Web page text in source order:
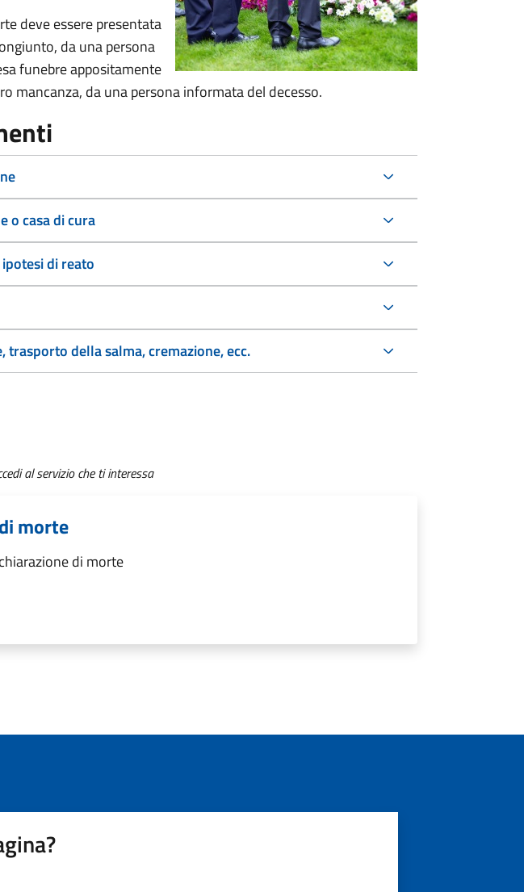
deve essere presentata
da una persona
funebre appositamente
mancanza, da una persona informata del decesso.
o casa di cura
di reato
trasporto della salma, cremazione, ecc.
al servizio che ti interessa
morte
di morte